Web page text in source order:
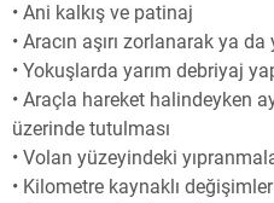
• Ani kalkış ve patinaj
• Aracın aşırı zorlanarak ya
• Yokuşlarda yarım debriyaj
• Araçla hareket halindeyken
üzerinde tutulması
• Volan yüzeyindeki
• Kilometre kaynaklı değişimler